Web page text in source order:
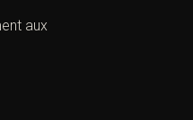
aux